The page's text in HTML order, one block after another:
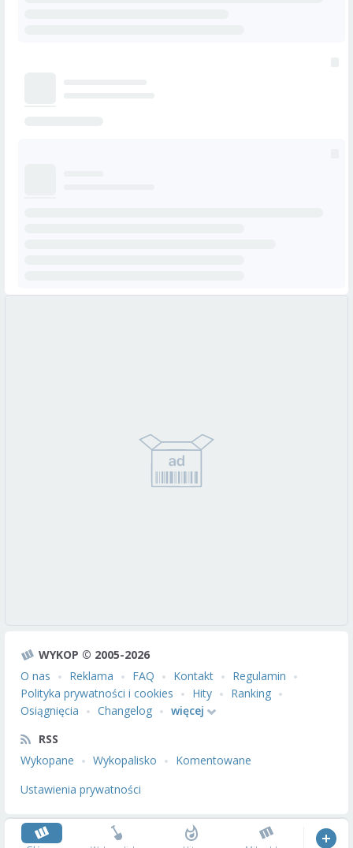
WYKOP © 2005-2026
O nas
Reklama FAQ Kontakt
Regulamin
Polityka prywatności i cookies
Hity
Ranking
Osiągnięcia
Changelog
więcej
RSS
Wykopane
Wykopalisko
Komentowane
Ustawienia prywatności